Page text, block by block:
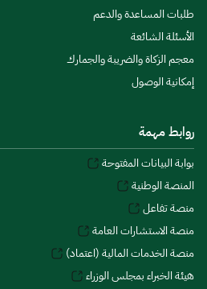
طلبات المساعدة والدعم
الأسئلة الشائعة
معجم الزكاة والضريبة والجمارك
إمكانية الوصول
روابط مهمة
بوابة البيانات المفتوحة
المنصة الوطنية
منصة تفاعل
منصة الاستشارات العامة
منصة الخدمات المالية (اعتماد)
هيئة الخبراء بمجلس الوزراء